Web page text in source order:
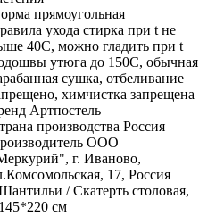
прямоугольная
ухода стирка при t не
40С, можно гладить при t
утюга до 150С, обычная
сушка, отбеливание
химчистка запрещена
Артпостель
производства Россия
ООО
г. Иваново,
17, Россия
/ Скатерть столовая,
см